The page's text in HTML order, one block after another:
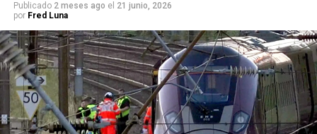
Publicado 2 meses ago el 21 junio, 2026
por Fred Luna